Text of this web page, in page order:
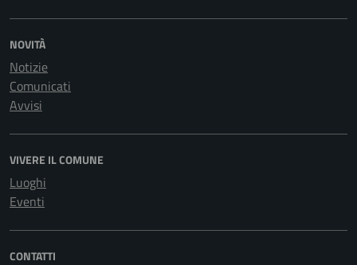
NOVITÀ
Notizie
Comunicati
Avvisi
VIVERE IL COMUNE
Luoghi
Eventi
CONTATTI